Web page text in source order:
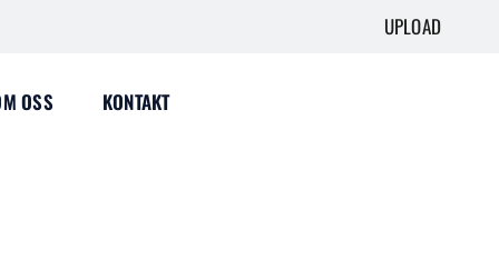
UPLOAD
OSS KONTAKT